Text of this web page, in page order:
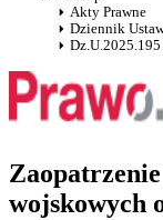
Akty Prawne
Dziennik
wojskowych